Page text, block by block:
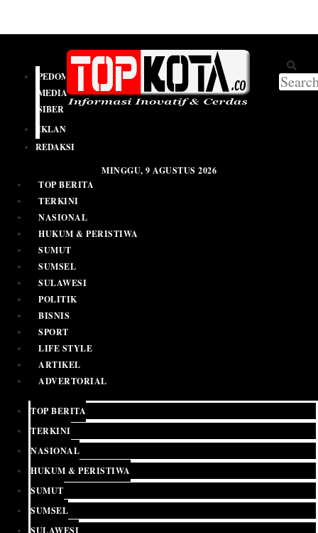
PEDOMAN
MEDIA
SIBER
IKLAN
REDAKSI
MINGGU, 9 AGUSTUS 2026
TOP BERITA
TERKINI
NASIONAL
HUKUM & PERISTIWA
SUMUT
SUMSEL
SULAWESI
POLITIK
BISNIS
SPORT
LIFE STYLE
ARTIKEL
ADVERTORIAL
TOP BERITA
TERKINI
NASIONAL
HUKUM & PERISTIWA
SUMUT
SUMSEL
SULAWESI